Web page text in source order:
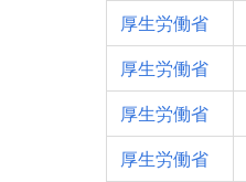
厚生労働省
厚生労働省
厚生労働省
厚生労働省